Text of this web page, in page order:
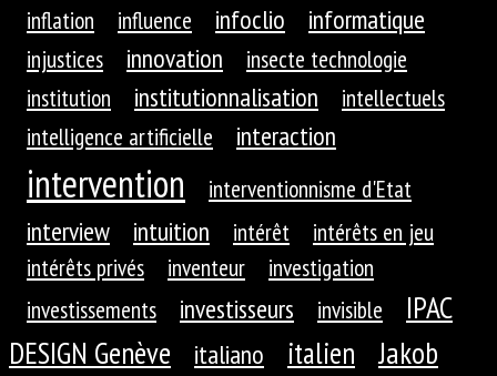
inflation
influence infoclio informatique
injustices innovation
insecte technologie
institution
institutionnalisation
intellectuels
intelligence artificielle
interaction
intervention interventionnisme d'Etat
interview intuition intérêt
intérêts en jeu
intérêts privés
inventeur
investigation
investissements
investisseurs invisible
IPAC
DESIGN Genève
italiano italien
Jakob